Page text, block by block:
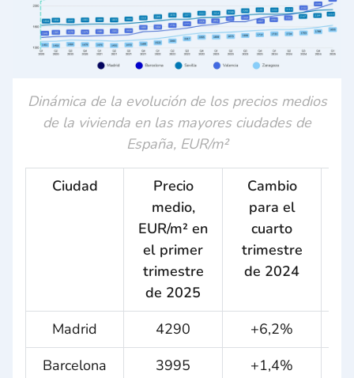
Dinámica de la evolución de los precios medios
de la vivienda en las mayores ciudades de
España, EUR/m²
Ciudad
Precio
medio,
EUR/m² en
el primer
trimestre
de 2025
Cambio
para el
cuarto
trimestre
de 2024
Madrid 4290 +6,2%
Barcelona
3995 +1,4%